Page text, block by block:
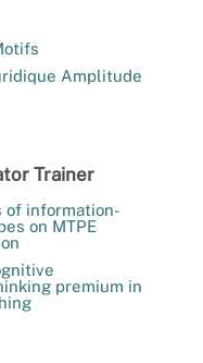
Amplitude
Trainer
of information-
on MTPE
premium in